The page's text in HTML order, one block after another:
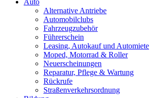
Auto
Alternative Antriebe
Automobilclubs
Fahrzeugzubehör
Führerschein
Leasing, Autokauf und Automiete
Moped, Motorrad & Roller
Neuerscheinungen
Reparatur, Pflege & Wartung
Rückrufe
Straßenverkehrsordnung